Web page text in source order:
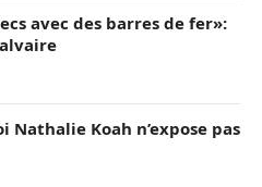
avec des barres de fer»:
Koah n’expose pas